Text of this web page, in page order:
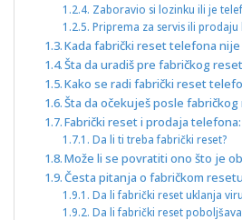
Zaboravio si lozinku ili je
Priprema za servis ili
Kada fabrički reset telefona
Šta da uradiš pre fabričkog
Kako se radi fabrički reset
Šta da očekuješ posle
Fabrički reset i prodaja
Da li ti treba fabrički reset?
Može li se povratiti ono što je
Česta pitanja o fabričkom
Da li fabrički reset uklanja
Da li fabrički reset